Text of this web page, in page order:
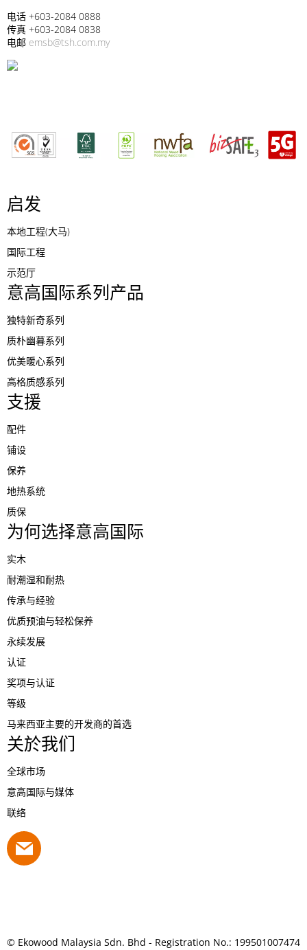
电话 +603-2084 0888
传真 +603-2084 0838
电邮 emsb@tsh.com.my
启发
本地工程(大马)
国际工程
示范厅
意高国际系列产品
独特新奇系列
质朴幽暮系列
优美暖心系列
高格质感系列
支援
配件
铺设
保养
地热系统
质保
为何选择意高国际
实木
耐潮湿和耐热
传承与经验
优质预油与轻松保养
永续发展
认证
奖项与认证
等级
马来西亚主要的开发商的首选
关於我们
全球市场
意高国际与媒体
联络
© Ekowood Malaysia Sdn. Bhd - Registration No.: 199501007474